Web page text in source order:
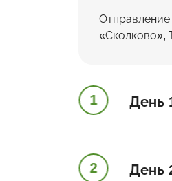
«Сколково»,
1 День
2 День